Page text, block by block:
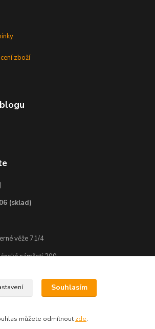
zboží
(sklad)
věže 71/4
náměstí 200
Souhlasím
můžete odmítnout zde.